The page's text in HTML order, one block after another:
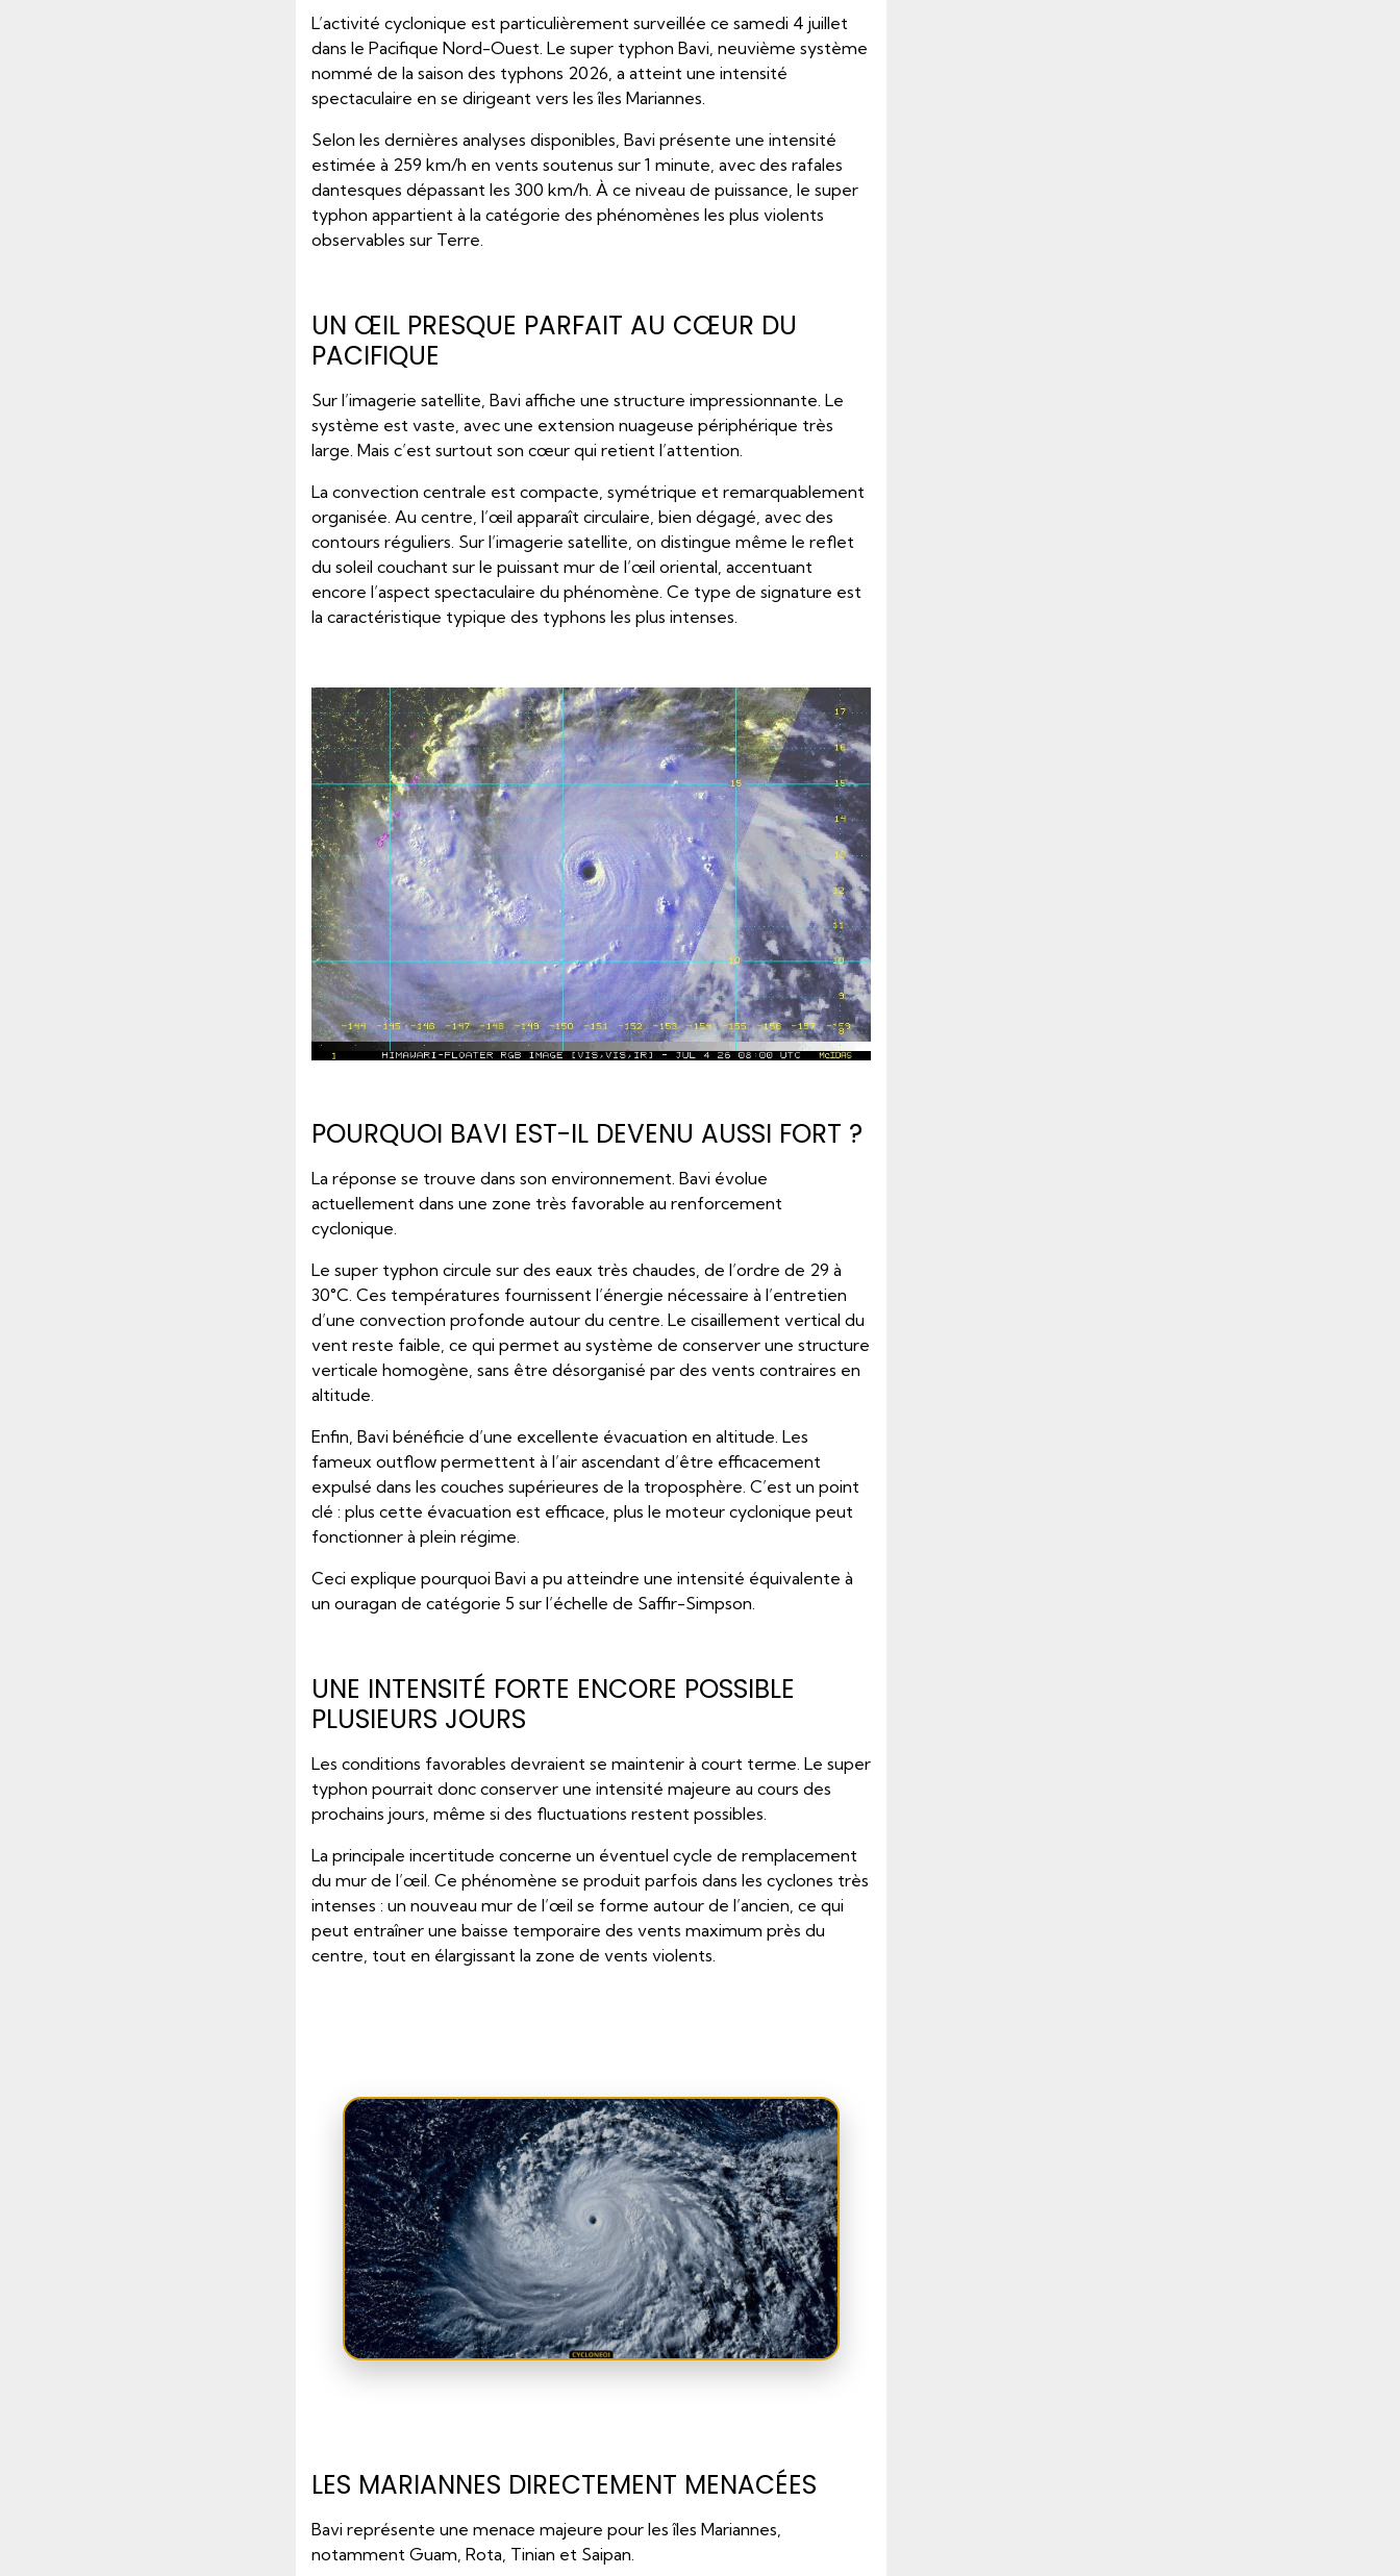
L’activité cyclonique est particulièrement surveillée ce samedi 4 juillet
dans le Pacifique Nord-Ouest. Le super typhon Bavi, neuvième système
nommé de la saison des typhons 2026, a atteint une intensité
spectaculaire en se dirigeant vers les îles Mariannes.
Selon les dernières analyses disponibles, Bavi présente une intensité
estimée à 259 km/h en vents soutenus sur 1 minute, avec des rafales
dantesques dépassant les 300 km/h. À ce niveau de puissance, le super
typhon appartient à la catégorie des phénomènes les plus violents
observables sur Terre.
UN ŒIL PRESQUE PARFAIT AU CŒUR DU
PACIFIQUE
Sur l’imagerie satellite, Bavi affiche une structure impressionnante. Le
système est vaste, avec une extension nuageuse périphérique très
large. Mais c’est surtout son cœur qui retient l’attention.
La convection centrale est compacte, symétrique et remarquablement
organisée. Au centre, l’œil apparaît circulaire, bien dégagé, avec des
contours réguliers. Sur l’imagerie satellite, on distingue même le reflet
du soleil couchant sur le puissant mur de l’œil oriental, accentuant
encore l’aspect spectaculaire du phénomène. Ce type de signature est
la caractéristique typique des typhons les plus intenses.
POURQUOI BAVI EST-IL DEVENU AUSSI FORT ?
La réponse se trouve dans son environnement. Bavi évolue
actuellement dans une zone très favorable au renforcement
cyclonique.
Le super typhon circule sur des eaux très chaudes, de l’ordre de 29 à
30°C. Ces températures fournissent l’énergie nécessaire à l’entretien
d’une convection profonde autour du centre. Le cisaillement vertical du
vent reste faible, ce qui permet au système de conserver une structure
verticale homogène, sans être désorganisé par des vents contraires en
altitude.
Enfin, Bavi bénéficie d’une excellente évacuation en altitude. Les
fameux outflow permettent à l’air ascendant d’être efficacement
expulsé dans les couches supérieures de la troposphère. C’est un point
clé : plus cette évacuation est efficace, plus le moteur cyclonique peut
fonctionner à plein régime.
Ceci explique pourquoi Bavi a pu atteindre une intensité équivalente à
un ouragan de catégorie 5 sur l’échelle de Saffir-Simpson.
UNE INTENSITÉ FORTE ENCORE POSSIBLE
PLUSIEURS JOURS
Les conditions favorables devraient se maintenir à court terme. Le super
typhon pourrait donc conserver une intensité majeure au cours des
prochains jours, même si des fluctuations restent possibles.
La principale incertitude concerne un éventuel cycle de remplacement
du mur de l’œil. Ce phénomène se produit parfois dans les cyclones très
intenses : un nouveau mur de l’œil se forme autour de l’ancien, ce qui
peut entraîner une baisse temporaire des vents maximum près du
centre, tout en élargissant la zone de vents violents.
TRAJECTOIRES,
INTENSITÉ,
SATELLITE
LES MARIANNES DIRECTEMENT MENACÉES
Bavi représente une menace majeure pour les îles Mariannes,
notamment Guam, Rota, Tinian et Saipan.